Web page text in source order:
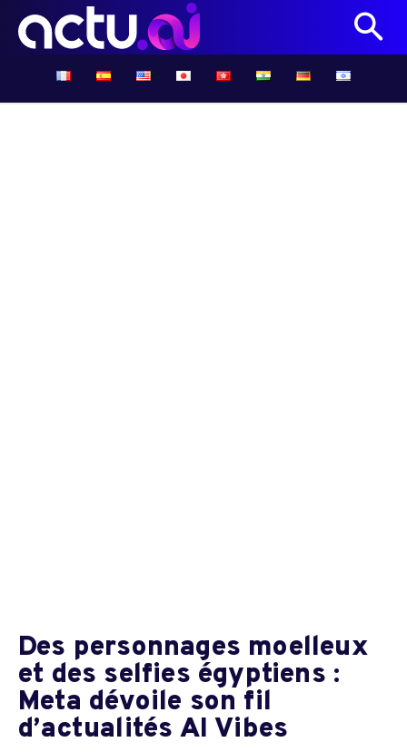
Des personnages moelleux
et des selfies égyptiens :
Meta dévoile son fil
d’actualités AI Vibes